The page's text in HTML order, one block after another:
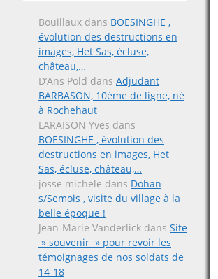
Bouillaux dans BOESINGHE ,
évolution des destructions en
images, Het Sas, écluse,
château,…
D’Ans Pold dans Adjudant
BARBASON, 10ème de ligne, né
à Rochehaut
LARAISON Yves dans
BOESINGHE , évolution des
destructions en images, Het
Sas, écluse, château,…
josse michele dans Dohan
s/Semois , visite du village à la
belle époque !
Jean-Marie Vanderlick dans Site
» souvenir » pour revoir les
témoignages de nos soldats de
14-18